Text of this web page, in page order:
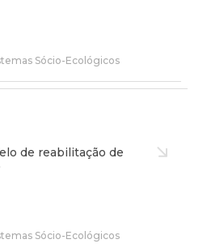
Sócio-Ecológicos
de reabilitação de
Sócio-Ecológicos